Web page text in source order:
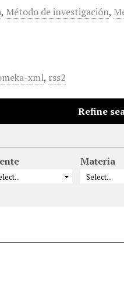
, Método de investigación,
xml, rss2
Refine
Materia